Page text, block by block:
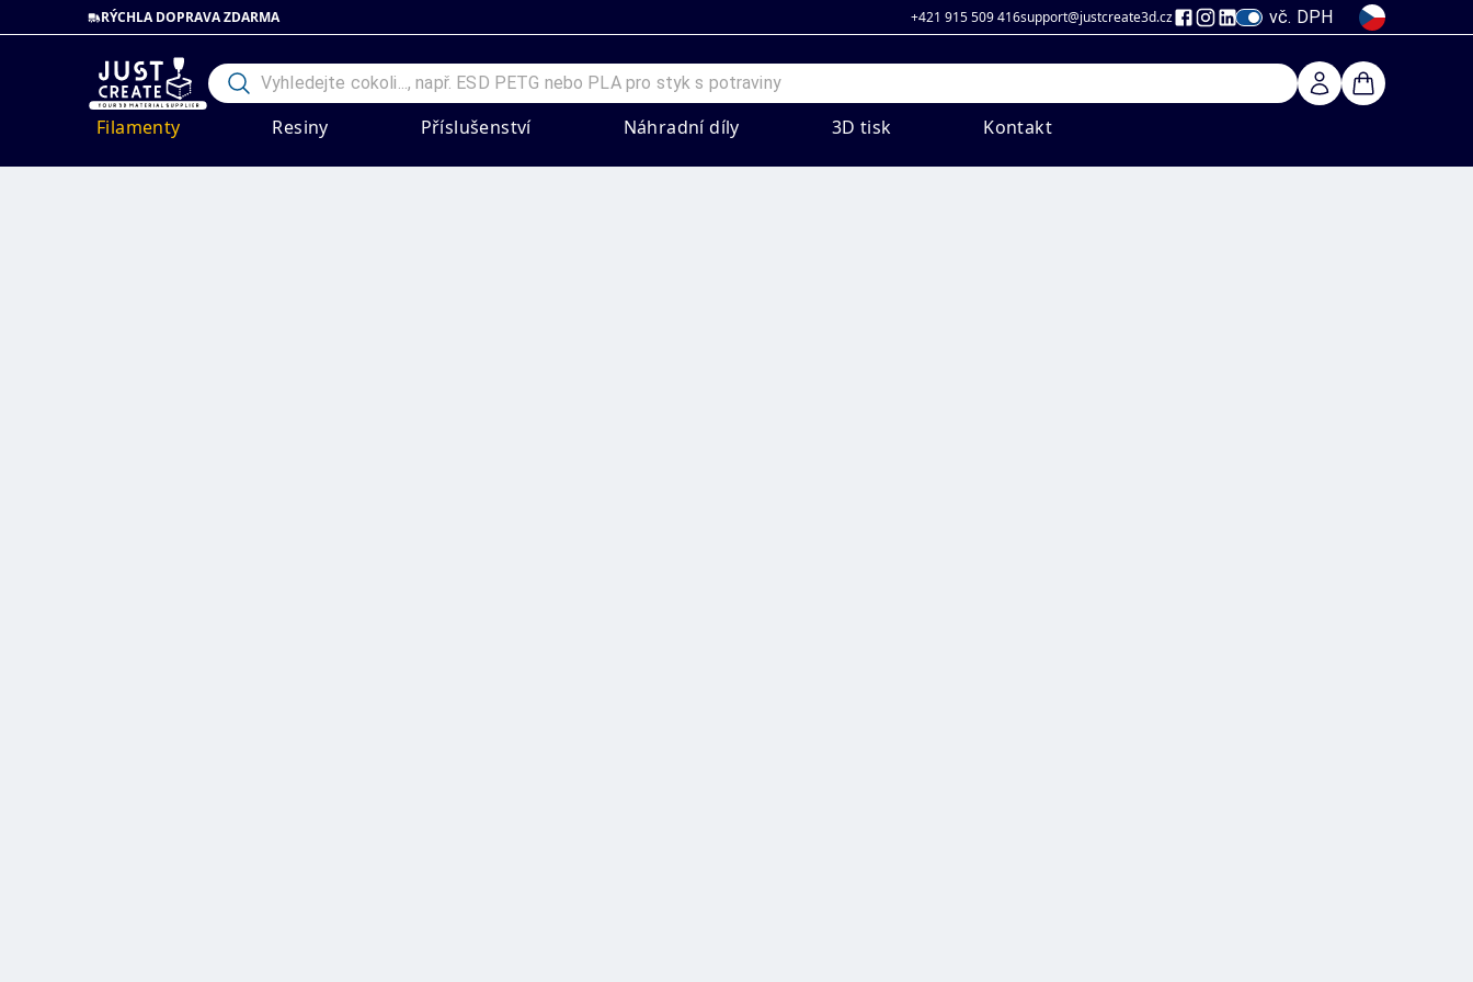
RÝCHLA DOPRAVA ZDARMA +421 915 509 416support@justcreate3d.cz vč. DPH
Filamenty Resiny Příslušenství Náhradní díly 3D tisk Kontakt